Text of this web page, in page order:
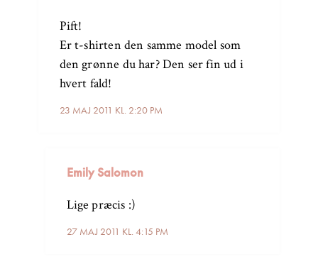
23 MAJ 2011 KL. 2:20 PM
Pift!
Er t-shirten den samme model som
den grønne du har? Den ser fin ud i
hvert fald!
Emily Salomon
27 MAJ 2011 KL. 4:15 PM
Lige præcis :)